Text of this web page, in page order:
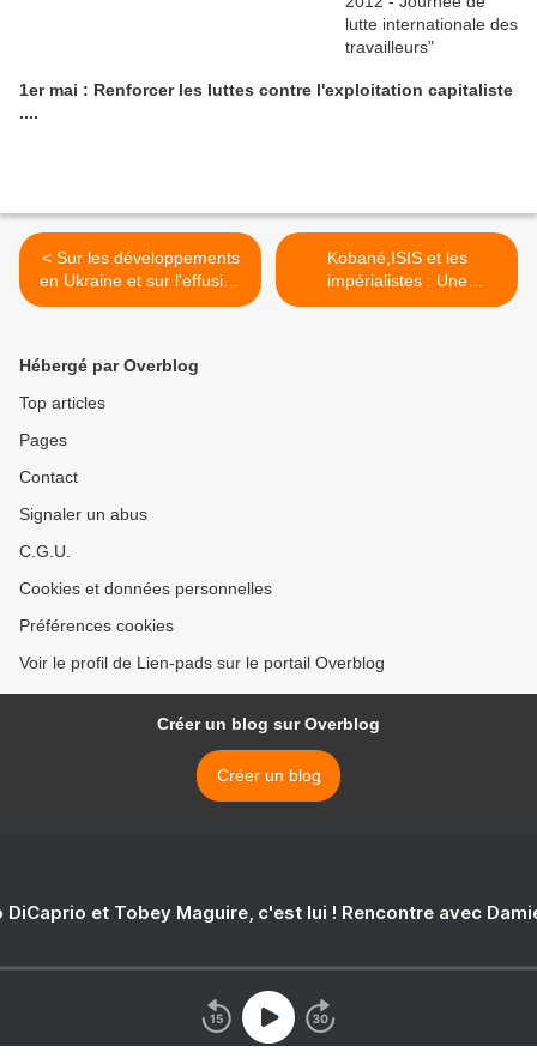
1er mai : Renforcer les luttes contre l'exploitation capitaliste
....
< Sur les développements
en Ukraine et sur l'effusion
de sang - une déclaration
Kobané,ISIS et les
impérialistes : Une
déclaration du Parti
Hébergé par Overblog
Top articles
Pages
Contact
Signaler un abus
C.G.U.
Cookies et données personnelles
Préférences cookies
Voir le profil de Lien-pads sur le portail Overblog
Créer un blog sur Overblog
Créer un blog
DiCaprio et Tobey Maguire, c'est lui ! Rencontre avec